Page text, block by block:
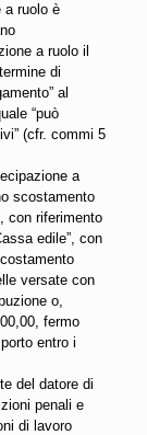
a ruolo è
a ruolo il
di
al
“può
(cfr. commi 5
a
scostamento
con riferimento
edile”, con
versate con
o,
fermo
entro i
del datore di
penali e
di lavoro